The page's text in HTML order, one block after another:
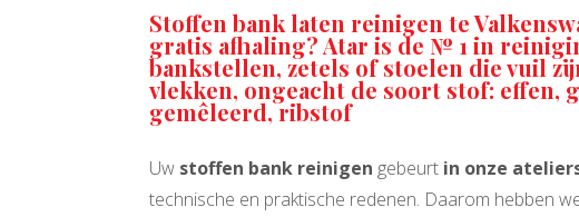
Stoffen bank laten reinigen te
gratis afhaling? Atar is de № 1 in
bankstellen, zetels of stoelen die vuil
vlekken, ongeacht de soort stof: effen,
gemêleerd, ribstof
Uw stoffen bank reinigen gebeurt in onze
technische en praktische redenen. Daarom hebben